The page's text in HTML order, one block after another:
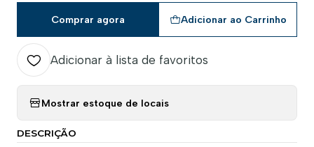
Adicionar ao Carrinho
Comprar agora
Adicionar à lista de favoritos
Mostrar estoque de locais
DESCRIÇÃO